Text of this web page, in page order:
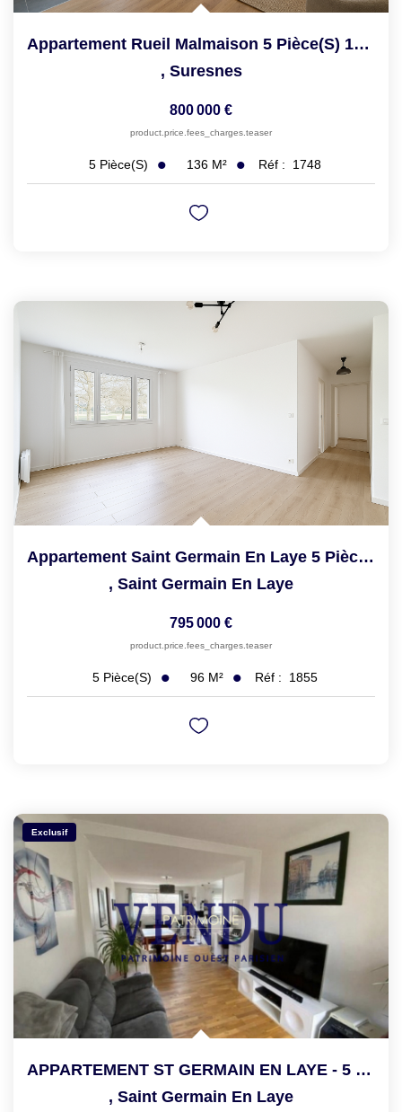
Appartement Rueil Malmaison 5 Pièce(s) 136 M2
, Suresnes
800 000 €
product.price.fees_charges.teaser
5 Pièce(s) 136 M² Réf : 1748
Appartement Saint Germain En Laye 5 Pièce(s) 96.32 M2
, Saint Germain En Laye
795 000 €
product.price.fees_charges.teaser
5 Pièce(s) 96 M² Réf : 1855
Exclusif
APPARTEMENT ST GERMAIN EN LAYE - 5 Pièce(s) - 93.94 M2
, Saint Germain En Laye